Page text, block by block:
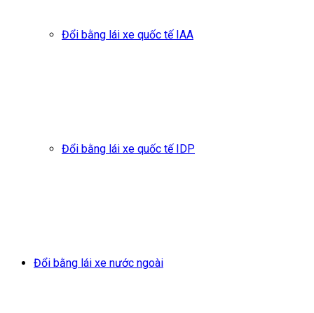
Đổi bằng lái xe quốc tế IAA
Đổi bằng lái xe quốc tế IDP
Đổi bằng lái xe nước ngoài